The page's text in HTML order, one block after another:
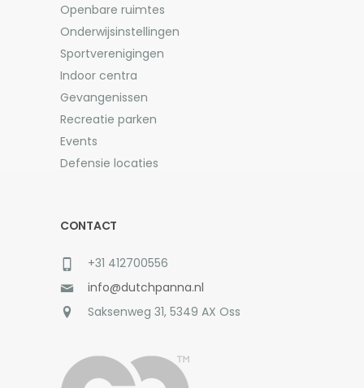
Openbare ruimtes
Onderwijsinstellingen
Sportverenigingen
Indoor centra
Gevangenissen
Recreatie parken
Events
Defensie locaties
CONTACT
+31 412700556
info@dutchpanna.nl
Saksenweg 31, 5349 AX Oss